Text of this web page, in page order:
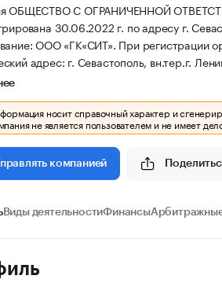
ОБЩЕСТВО С ОГРАНИЧЕННОЙ
30.06.2022 г. по адресу г.
ООО «ГК«СИТ». При регистрации
адрес: г. Севастополь, вн.тер.г.
носит справочный характер и
не является пользователем и не имеет
компанией
Виды деятельностиФинансы